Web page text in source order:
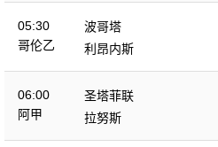
05:30
哥伦乙
波哥塔
利昂内斯
06:00
阿甲
圣塔菲联
拉努斯